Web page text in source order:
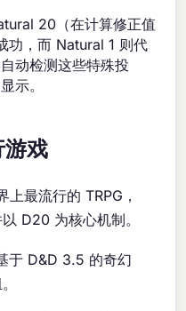
20（在计算修正值
功，而 Natural 1 则代
动检测这些特殊投
示。
戏
上最流行的 TRPG，
D20 为核心机制。
于 D&D 3.5 的奇幻